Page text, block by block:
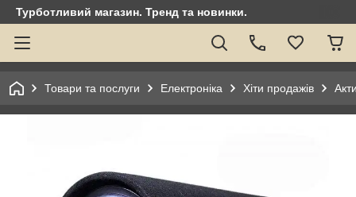
Турботливий магазин. Тренд та новинки.
Товари та послуги Електроніка Хіти продажів